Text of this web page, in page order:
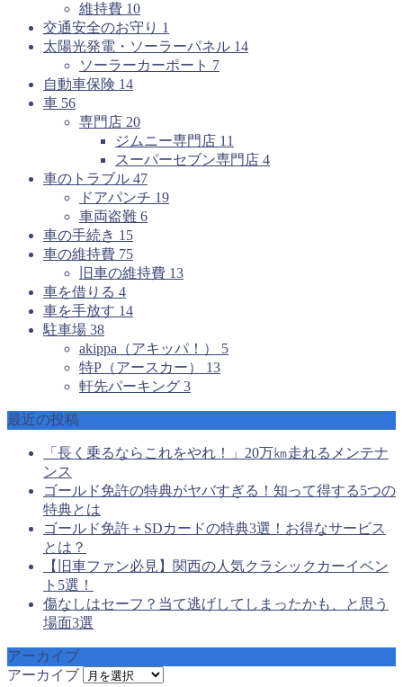
維持費 10
交通安全のお守り 1
太陽光発電・ソーラーパネル 14
ソーラーカーポート 7
自動車保険 14
車 56
専門店 20
ジムニー専門店 11
スーパーセブン専門店 4
車のトラブル 47
ドアパンチ 19
車両盗難 6
車の手続き 15
車の維持費 75
旧車の維持費 13
車を借りる 4
車を手放す 14
駐車場 38
akippa（アキッパ！） 5
特P（アースカー） 13
軒先パーキング 3
最近の投稿
「長く乗るならこれをやれ！」20万㎞走れるメンテナ
ンス
ゴールド免許の特典がヤバすぎる！知って得する5つの
特典とは
ゴールド免許＋SDカードの特典3選！お得なサービス
とは？
【旧車ファン必見】関西の人気クラシックカーイベン
ト5選！
傷なしはセーフ？当て逃げしてしまったかも、と思う
場面3選
アーカイブ
アーカイブ